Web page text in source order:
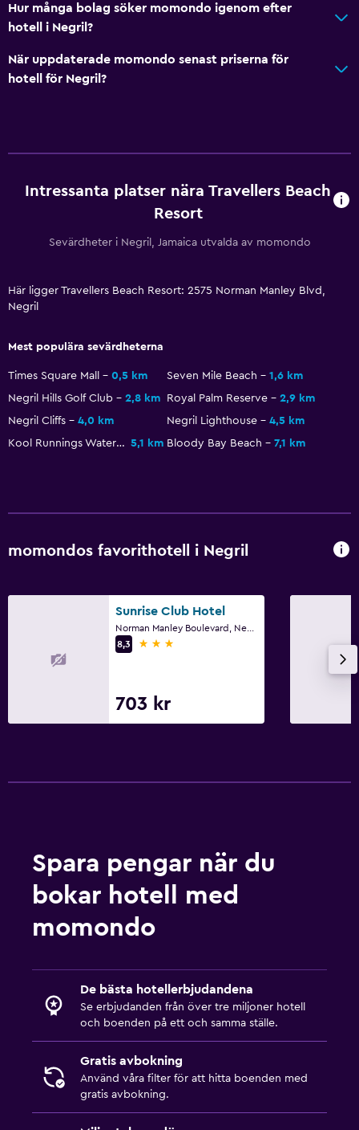
Kaffemaskin
Tjänster och bekvämligheter
Valutaväxling på plats
Rumservice
Nyckelåtkomst
Kassaskåp
Hela enheten ligger på bottenvåningen
Rökning förbjuden
Privat ingång
Lättillgänglig dusch
Tillgänglig parkering
Utomhus
Badrum
Dusch
Toalettpapper
Walk-in-dusch
Allmänt
Familjerum
Hur många bolag söker momondo igenom efter
hotell i Negril?
När uppdaterade momondo senast priserna för
hotell för Negril?
Intressanta platser nära Travellers Beach
Resort
Sevärdheter i Negril, Jamaica utvalda av momondo
Här ligger Travellers Beach Resort: 2575 Norman Manley Blvd,
Negril
Mest populära sevärdheterna
Times Square Mall 0,5 km Seven Mile Beach
1,6 km
Negril Hills Golf Club
2,8 km Royal Palm Reserve
2,9 km
Negril Cliffs
4,0 km Negril Lighthouse
4,5 km
Kool Runnings Water Park 5,1 km Bloody Bay Beach 7,1 km
momondos favorithotell i Negril
Sunrise Club Hotel
8,3
3 stjärnor
703 kr
Spara pengar när du
bokar hotell med
momondo
De bästa hotellerbjudandena
Se erbjudanden från över tre miljoner hotell
och boenden på ett och samma ställe.
Gratis avbokning
Använd våra filter för att hitta boenden med
gratis avbokning.